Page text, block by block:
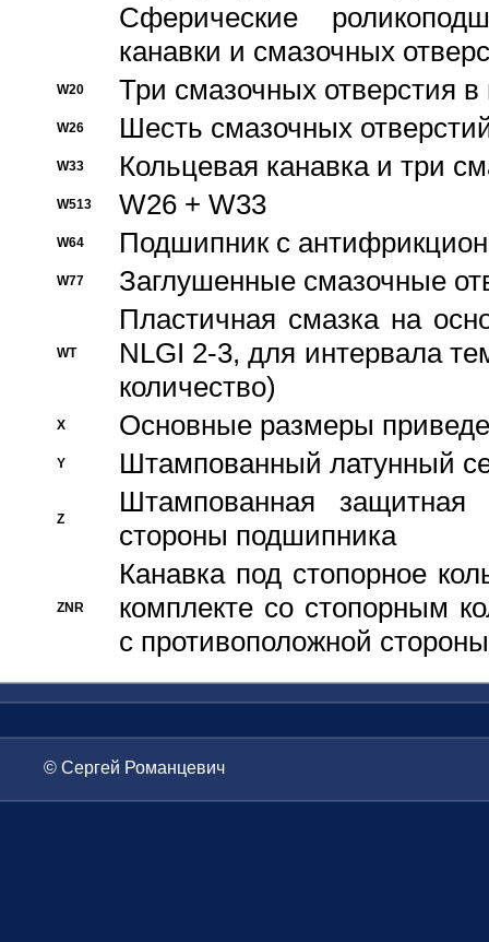
Сферические
канавки и смазочных
W20 Три смазочных отверстия
W26 Шесть смазочных
W33 Кольцевая канавка и три
W513 W26 + W33
W64 Подшипник с
W77 Заглушенные смазочные
WT
Пластичная смазка на
NLGI 2-3, для интервала
количество)
X Основные размеры
Y Штампованный латунный
Z
Штампованная
стороны подшипника
ZNR
Канавка под стопорное
комплекте со стопорным
с противоположной стороны
© Сергей Романцевич